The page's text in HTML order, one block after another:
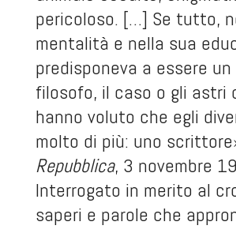
pericoloso. […] Se tutto,
mentalità e nella sua
predisponeva a essere
filosofo, il caso o gli astri
hanno voluto che egli
molto di più: uno
Repubblica, 3 novembre
Interrogato in merito al
saperi e parole che